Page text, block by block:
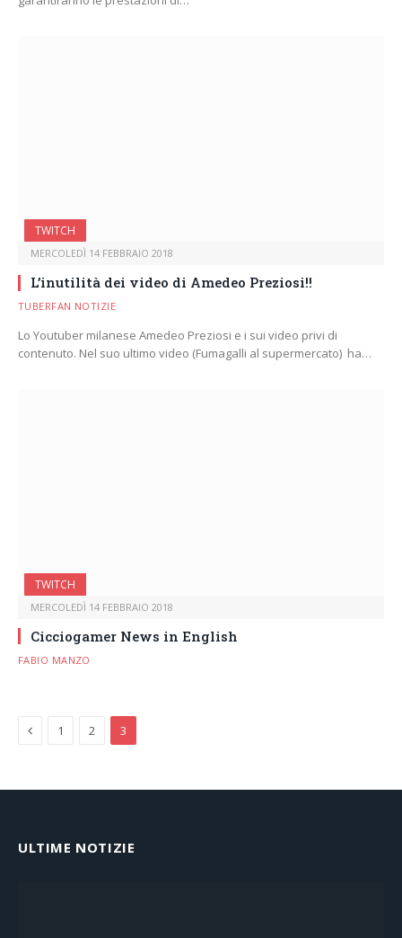
TWITCH
MERCOLEDÌ 14 FEBBRAIO 2018
L’inutilità dei video di Amedeo Preziosi!!
TUBERFAN NOTIZIE
Lo Youtuber milanese Amedeo Preziosi e i sui video privi di
contenuto. Nel suo ultimo video (Fumagalli al supermercato) ha…
TWITCH
MERCOLEDÌ 14 FEBBRAIO 2018
Cicciogamer News in English
FABIO MANZO
Previous
1 2 3
ULTIME NOTIZIE